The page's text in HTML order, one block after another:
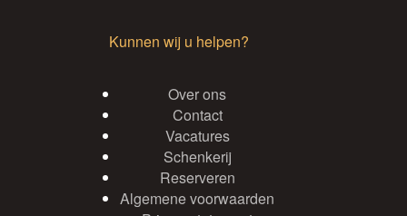
Kunnen wij u helpen?
Over ons
Contact
Vacatures
Schenkerij
Reserveren
Algemene voorwaarden